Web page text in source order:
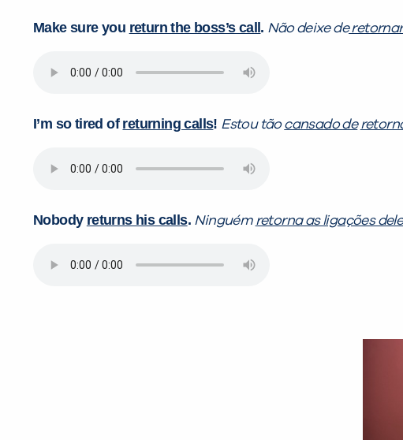
Make sure you return the boss’s call. Não deixe deretornar
I’m so tired of returning calls! Estou tãocansado de
Nobody returns his calls. Ninguém retorna as ligações